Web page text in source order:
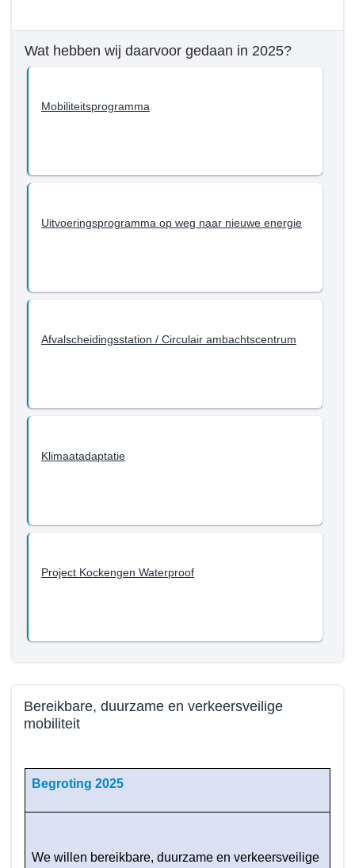
Wat hebben wij daarvoor gedaan in 2025?
Mobiliteitsprogramma
Uitvoeringsprogramma op weg naar nieuwe energie
Afvalscheidingsstation / Circulair ambachtscentrum
Klimaatadaptatie
Project Kockengen Waterproof
Bereikbare, duurzame en verkeersveilige
mobiliteit
naar
navigatie
Begroting 2025
We willen bereikbare, duurzame en verkeersveilige